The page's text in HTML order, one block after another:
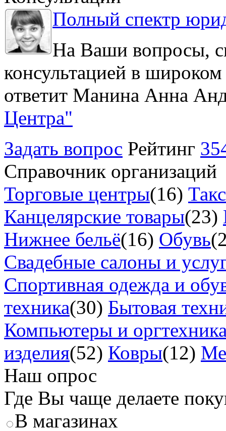
Полный спектр
На Ваши вопросы,
консультацией в
ответит Манина Анна
Центра"
Задать вопрос Рейтинг
Справочник организаций
Торговые центры(16)
Канцелярские товары(23)
Нижнее бельё(16) Обувь
Свадебные салоны и
Спортивная одежда и
техника(30) Бытовая
Компьютеры и
изделия(52) Ковры(12)
Наш опрос
Где Вы чаще делаете
В магазинах